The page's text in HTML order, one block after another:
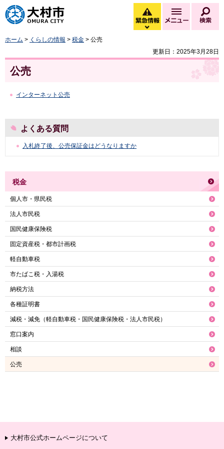
大村市
緊急情報
緊急情報を開く
メニュー
ホーム > くらしの情報 > 税金 > 公売
更新日：2025年3月28日
公売
インターネット公売
よくある質問
入札終了後、公売保証金はどうなりますか
税金
個人市・県民税
法人市民税
国民健康保険税
固定資産税・都市計画税
軽自動車税
市たばこ税・入湯税
納税方法
各種証明書
減税・減免（軽自動車税・国民健康保険税・法人市民税）
窓口案内
相談
公売
大村市公式ホームページについて